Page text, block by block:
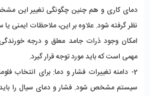
دمای کاری و هم چنین چگونگی تغییر این
نظر گرفته شود. علاوه بر این، ملاحظات ایمنی
امکان وجود ذرات جامد معلق و درجه خورندگی
مهمی است که باید مورد توجه قرار گیرد.
2- دامنه تغییرات فشار و دما: برای انتخاب
سیستم مشخص شود. فشار و دمای سیال را